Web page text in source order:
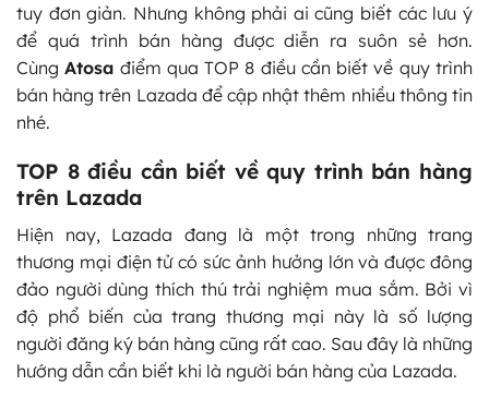
tuy đơn giản. Nhưng không phải ai cũng biết các lưu ý
để quá trình bán hàng được diễn ra suôn sẻ hơn.
CùngAtosa điểm qua TOP 8 điều cần biết về quy trình
bán hàng trên Lazada để cập nhật thêm nhiều thông tin
nhé.
TOP 8 điều cần biết về quy trình bán hàng
trên Lazada
Hiện nay, Lazada đang là một trong những trang
thương mại điện tử có sức ảnh hưởng lớn và được đông
đảo người dùng thích thú trải nghiệm mua sắm. Bởi vì
độ phổ biến của trang thương mại này là số lượng
người đăng ký bán hàng cũng rất cao. Sau đây là những
hướng dẫn cần biết khi là người bán hàng của Lazada.